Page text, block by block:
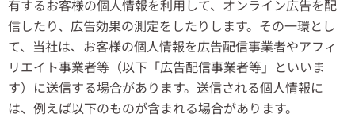
有するお客様の個人情報を利用して、オンライン広告を配
信したり、広告効果の測定をしたりします。その一環とし
て、当社は、お客様の個人情報を広告配信事業者やアフィ
リエイト事業者等（以下「広告配信事業者等」といいま
す）に送信する場合があります。送信される個人情報に
は、例えば以下のものが含まれる場合があります。